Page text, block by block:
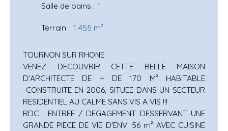
Salle de bains : 1
Terrain : 1 455 m²
TOURNON SUR RHONE
VENEZ DECOUVRIR CETTE BELLE MAISON
D'ARCHITECTE DE + DE 170 M² HABITABLE
CONSTRUITE EN 2006, SITUEE DANS UN SECTEUR
RESIDENTIEL AU CALME SANS VIS A VIS !!!
RDC : ENTREE / DEGAGEMENT DESSERVANT UNE
GRANDE PIECE DE VIE D'ENV. 56 m² AVEC CUISINE